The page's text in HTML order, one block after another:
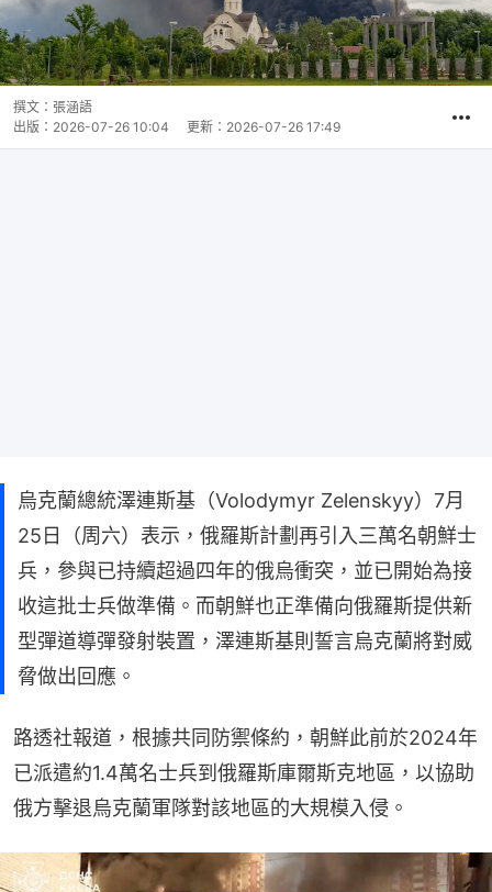
撰文： 張涵語
出版： 2026-07-26 10:04 更新： 2026-07-26 17:49
烏克蘭總統澤連斯基（Volodymyr Zelenskyy）7月
25日（周六）表示，俄羅斯計劃再引入三萬名朝鮮士
兵，參與已持續超過四年的俄烏衝突，並已開始為接
收這批士兵做準備。而朝鮮也正準備向俄羅斯提供新
型彈道導彈發射裝置，澤連斯基則誓言烏克蘭將對威
脅做出回應。
路透社報道，根據共同防禦條約，朝鮮此前於2024年
已派遣約1.4萬名士兵到俄羅斯庫爾斯克地區，以協助
俄方擊退烏克蘭軍隊對該地區的大規模入侵。